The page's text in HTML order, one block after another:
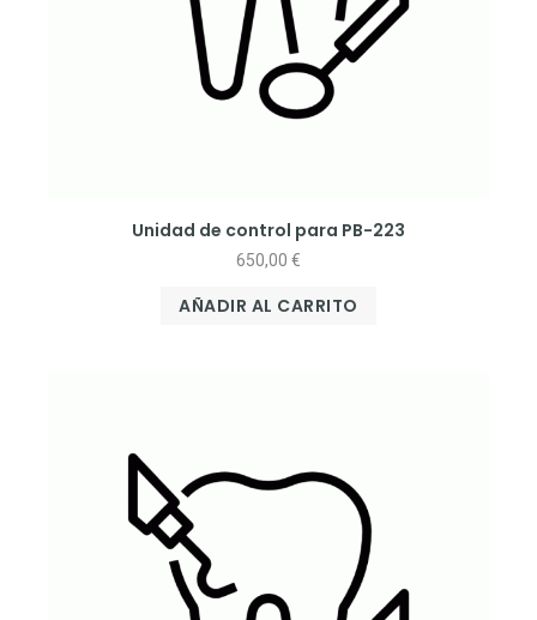
Unidad de control para PB-223
650,00 €
AÑADIR AL CARRITO